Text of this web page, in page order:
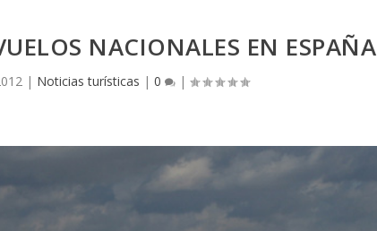
NACIONALES EN ESPAÑA
| Noticias turísticas |0 |